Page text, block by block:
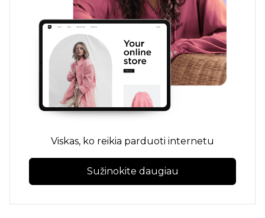
Viskas, ko reikia parduoti internetu
Sužinokite daugiau